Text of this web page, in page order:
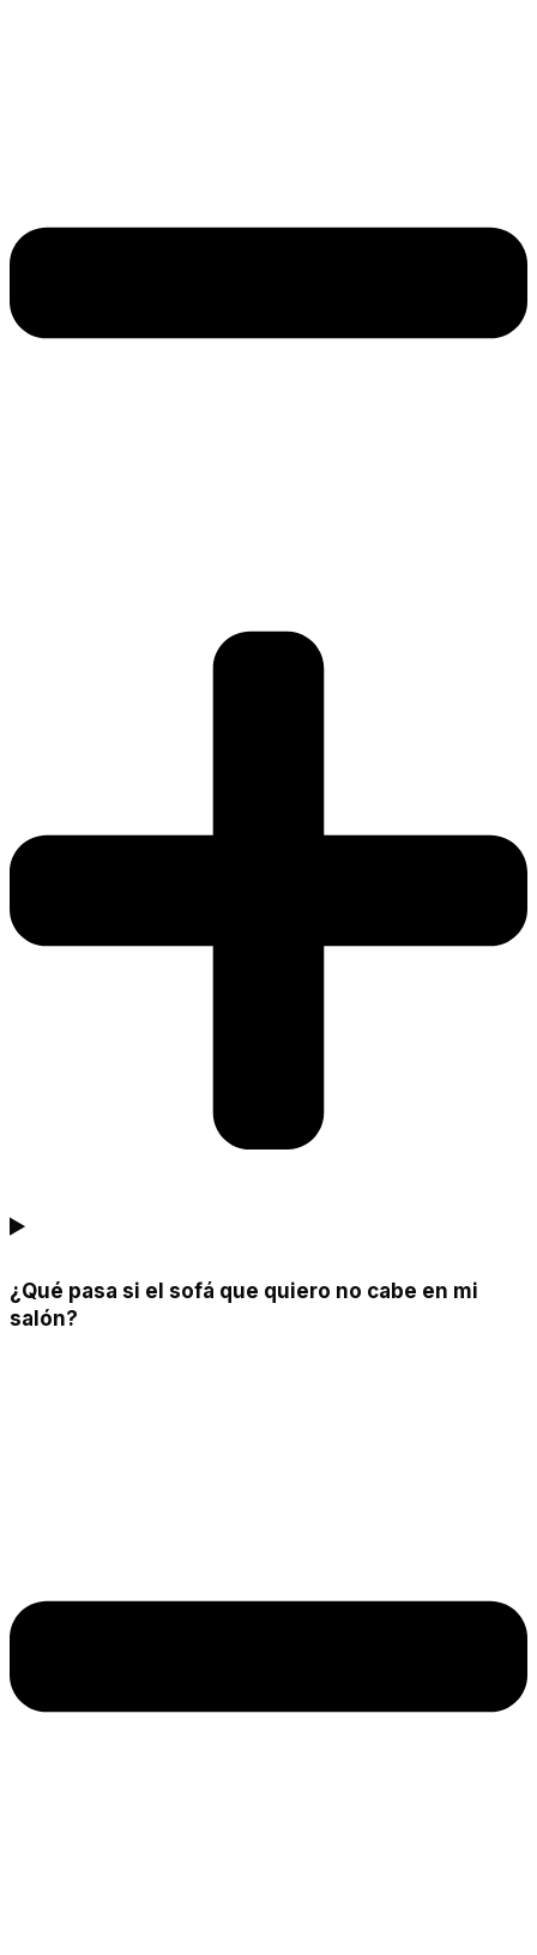
¿Qué pasa si el sofá que quiero no cabe en mi
salón?